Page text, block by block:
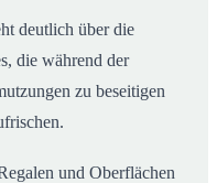
deutlich über die
die während der
zu beseitigen
und Oberflächen